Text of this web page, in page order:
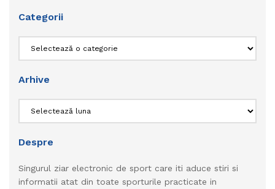
Categorii
Arhive
Despre
Singurul ziar electronic de sport care iti aduce stiri si
informatii atat din toate sporturile practicate in